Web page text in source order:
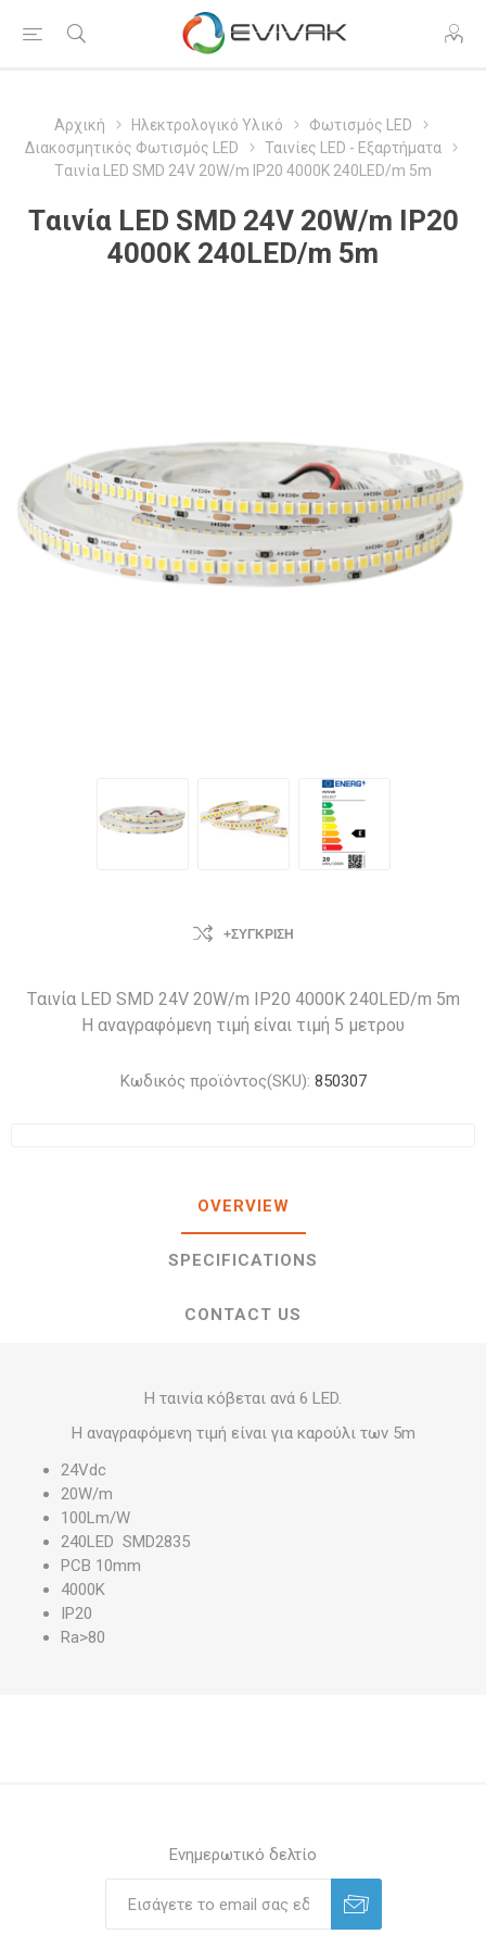
Αρχική Ηλεκτρολογικό Υλικό
Φωτισμός LED
Διακοσμητικός Φωτισμός LED
Ταινίες LED - Εξαρτήματα
Tαινία LED SMD 24V 20W/m IP20 4000K 240LED/m 5m
Tαινία LED SMD 24V 20W/m IP20
4000K 240LED/m 5m
+ΣΎΓΚΡΙΣΗ
Tαινία LED SMD 24V 20W/m IP20 4000K 240LED/m 5m
Η αναγραφόμενη τιμή είναι τιμή 5 μετρου
Κωδικός προϊόντος(SKU): 850307
OVERVIEW
SPECIFICATIONS
CONTACT US
Η ταινία κόβεται ανά 6 LED.
Η αναγραφόμενη τιμή είναι για καρούλι των 5m
24Vdc
20W/m
100Lm/W
240LED SMD2835
PCB 10mm
4000K
IP20
Ra>80
Ενημερωτικό δελτίο